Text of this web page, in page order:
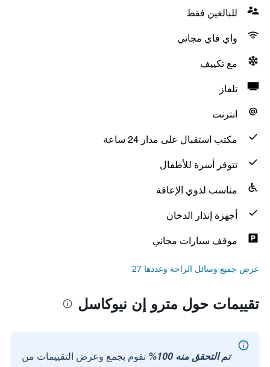
للبالغين فقط
واي فاي مجاني
مع تكييف
تلفاز
انترنت
مكتب استقبال على مدار 24 ساعة
تتوفر أسرة للأطفال
مناسب لذوي الإعاقة
أجهزة إنذار الدخان
موقف سيارات مجاني
عرض جميع وسائل الراحة وعددها 27
تقييمات حول مترو إن نيوكاسل
تم التحقق منه 100%
نقوم بجمع وعرض التقييمات من